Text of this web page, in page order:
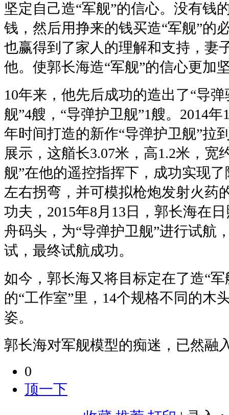
坚定自己造“军舰”的信心。没有钱
钱，然后用挣来的钱买造“军舰”的
也赢得到了家人的理解和支持，妻
他。使郭长海造“军舰”的信心更加
10年来，他先后成功的造出了“导
舰”4艘，“导弹护卫舰”1艘。2014
年时间打造的新作“导弹护卫舰”拉
展示，这艏长3.07米，高1.2米，宽
舰”在他的遥控指挥下，成功实现
左右拐弯，并可模拟枪炮发射火药
功夫，2015年8月13日，郭长海在
舟码头，为“导弹护卫舰”进行试航
试，最终试航成功。
如今，郭长海又将目标定在了造“
的“工作室”里，14个规格不同的木
姿。
郭长海对军舰模型的痴迷，已然融
0
顶一下